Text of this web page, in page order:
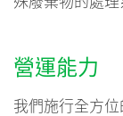
營運能力
我們施行全方